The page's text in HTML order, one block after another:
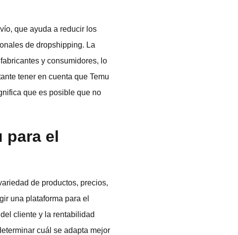
que ayuda a reducir los
de dropshipping. La
y consumidores, lo
tener en cuenta que Temu
que es posible que no
para el
de productos, precios,
una plataforma para el
cliente y la rentabilidad
cuál se adapta mejor